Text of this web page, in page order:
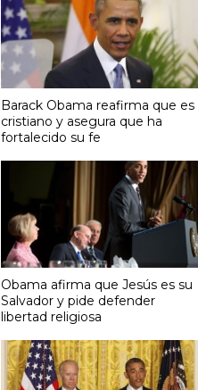
Barack Obama reafirma que es
cristiano y asegura que ha
fortalecido su fe
Obama afirma que Jesús es su
Salvador y pide defender
libertad religiosa